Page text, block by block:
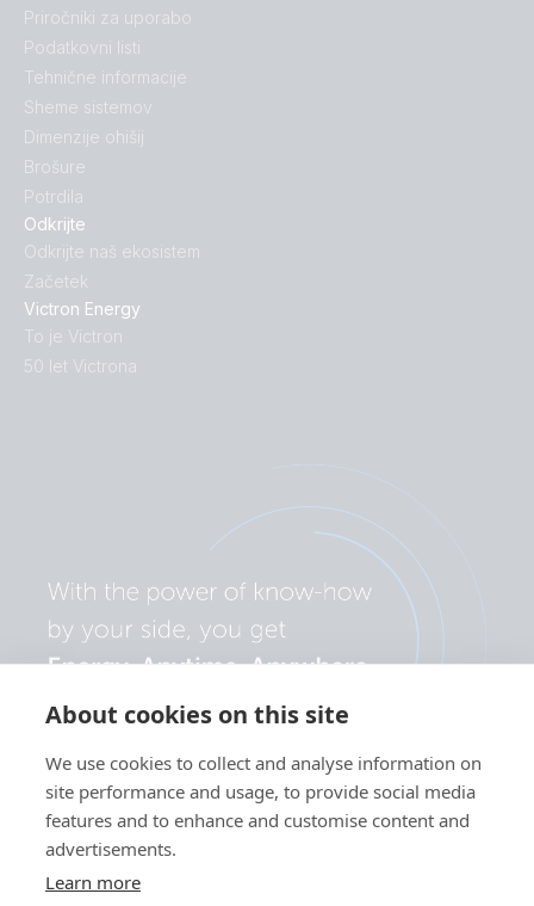
About cookies on this site
We use cookies to collect and analyse information on
site performance and usage, to provide social media
features and to enhance and customise content and
advertisements.
Learn more
Odkrijte
Odkrijte naš ekosistem
Začetek
Victron Energy
To je Victron
50 let Victrona
Priročniki za uporabo
Podatkovni listi
Tehnične informacije
Sheme sistemov
Dimenzije ohišij
Brošure
Potrdila